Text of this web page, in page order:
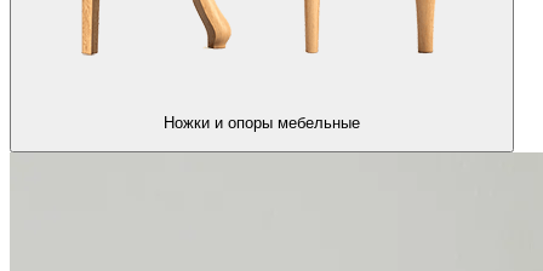
Ножки и опоры мебельные